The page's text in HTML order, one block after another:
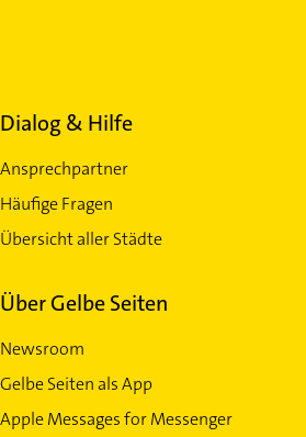
Dialog & Hilfe
Ansprechpartner
Häufige Fragen
Übersicht aller Städte
Über Gelbe Seiten
Newsroom
Gelbe Seiten als App
Apple Messages for Messenger